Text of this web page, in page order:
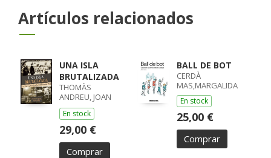
Artículos relacionados
UNA ISLA
BRUTALIZADA
THOMÀS
ANDREU, JOAN
MARIA
En stock
29,00 €
Comprar
BALL DE BOT
CERDÀ
MAS,MARGALIDA
En stock
25,00 €
Comprar